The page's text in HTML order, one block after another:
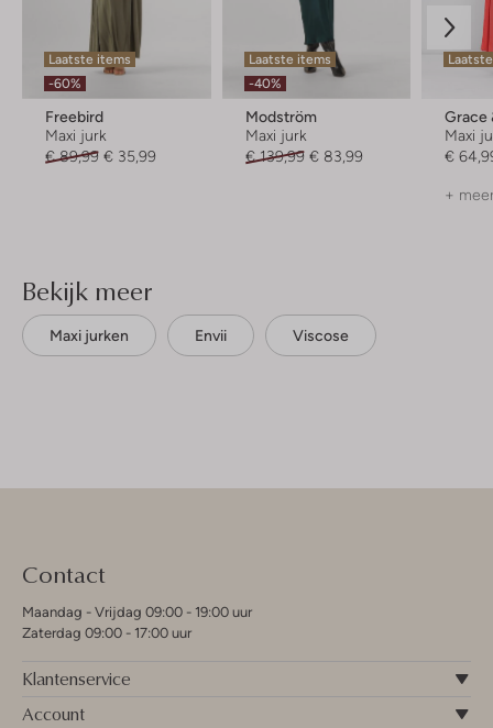
Laatste items
-60%
Freebird
Maxi jurk
€ 89,99 € 35,99
Laatste items
-40%
Modström
Maxi jurk
€ 139,99 € 83,99
Grace
Maxi
€
+
Bekijk meer
Maxi jurken Envii Viscose
Contact
Maandag - Vrijdag 09:00 - 19:00 uur
Zaterdag 09:00 - 17:00 uur
Klantenservice
Account